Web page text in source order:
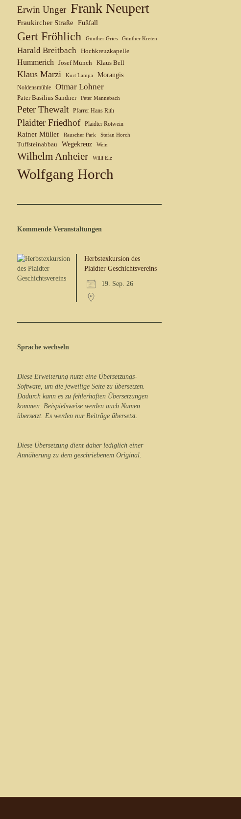
Erwin Unger Frank Neupert
Fraukircher Straße Fußfall
Gert Fröhlich Günther Gries Günther Kreten
Harald Breitbach Hochkreuzkapelle
Hummerich Josef Münch Klaus Bell
Klaus Marzi Kurt Lampa Morangis
Noldensmühle Otmar Lohner
Pater Basilius Sandner Peter Mannebach
Peter Thewalt Pfarrer Hans Rith
Plaidter Friedhof Plaidter Rotwein
Rainer Müller Rauscher Park Stefan Horch
Tuffsteinabbau Wegekreuz Wein
Wilhelm Anheier Willi Elz
Wolfgang Horch
Kommende Veranstaltungen
Herbstexkursion des
Plaidter Geschichtsvereins
19. Sep. 26
Sprache wechseln
Diese Erweiterung nutzt eine Übersetzungs-
Software, um die jeweilige Seite zu übersetzen.
Dadurch kann es zu fehlerhaften Übersetzungen
kommen. Beispielsweise werden auch Namen
übersetzt. Es werden nur Beiträge übersetzt.
Diese Übersetzung dient daher lediglich einer
Annäherung zu dem geschriebenem Original.